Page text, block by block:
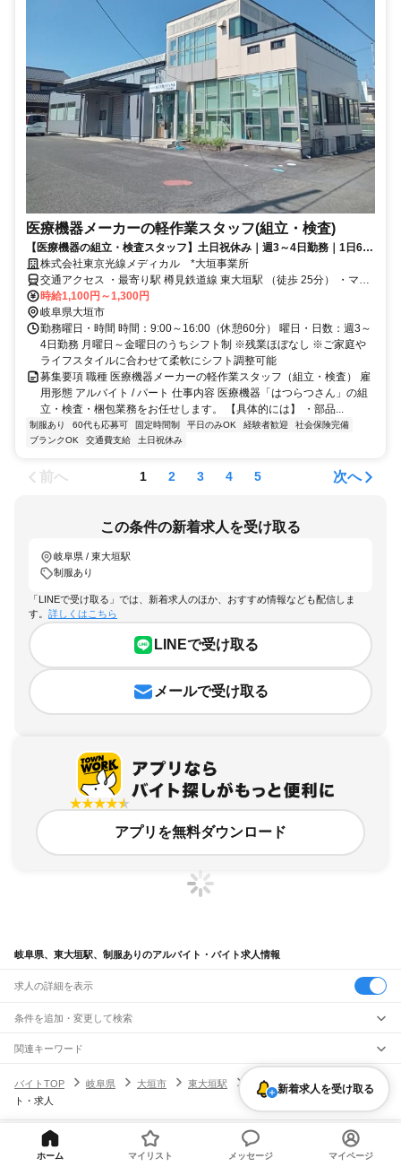
医療機器メーカーの軽作業スタッフ(組立・検査)
【医療機器の組立・検査スタッフ】土日祝休み｜週3～4日勤務｜1日6時
間勤務｜未経験歓迎｜安定企業
株式会社東京光線メディカル *大垣事業所
交通アクセス ・最寄り駅 樽見鉄道線 東大垣駅 （徒歩 25分） ・マイ
カー通勤可（駐車場あり） ・自転車通勤可（駐輪場あり）
時給1,100円～1,300円
岐阜県大垣市
勤務曜日・時間 時間：9:00～16:00（休憩60分） 曜日・日数：週3～
4日勤務 月曜日～金曜日のうちシフト制 ※残業ほぼなし ※ご家庭や
ライフスタイルに合わせて柔軟にシフト調整可能
募集要項 職種 医療機器メーカーの軽作業スタッフ（組立・検査） 雇
用形態 アルバイト / パート 仕事内容 医療機器「はつらつさん」の組
立・検査・梱包業務をお任せします。 【具体的には】 ・部品...
制服あり 60代も応募可 固定時間制 平日のみOK 経験者歓迎
社会保険完備
ブランクOK
交通費支給 土日祝休み
前へ 1 2 3 4 5 次へ
この条件の新着求人を受け取る
岐阜県 / 東大垣駅
制服あり
「LINEで受け取る」では、新着求人のほか、おすすめ情報なども配信しま
す。 詳しくはこちら
LINEで受け取る
メールで受け取る
アプリを無料ダウンロード
岐阜県、東大垣駅、制服ありのアルバイト・バイト求人情報
求人の詳細を表示
条件を追加・変更して検索
市区町村を追加・変更
岐阜県すべて
岐阜市
美濃市 瑞浪市
海津市
不破郡 本巣郡加茂郡
駅を追加・変更
落合川駅
職種を追加・変更
飲食・フードサービス
飲食・フードサービス
すべて
ホールスタッフ
キッチンスタッフ 皿洗い・洗い場 精肉・鮮魚加工 給食調理
特徴を追加・変更
人気
関連キーワード
ガチャガチャ犬カフェ
バイトTOP
岐阜県 大垣市 東大垣駅
制服ありのアルバイト・バイ
ト・求人
新着求人を受け取る
ヘルプ・お問い合わせ サイトマップ
利用規約・プライバシーポリシー
ホーム マイリスト メッセージ マイページ